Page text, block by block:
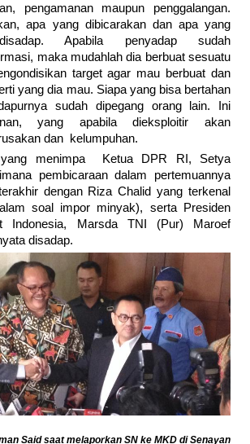
pengamanan maupun penggalangan.
apa yang dibicarakan dan apa yang
Apabila penyadap sudah
maka mudahlah dia berbuat sesuatu
target agar mau berbuat dan
yang dia mau. Siapa yang bisa bertahan
sudah dipegang orang lain. Ini
yang apabila dieksploitir akan
dan kelumpuhan.
menimpa Ketua DPR RI, Setya
pembicaraan dalam pertemuannya
dengan Riza Chalid yang terkenal
soal impor minyak), serta Presiden
Indonesia, Marsda TNI (Pur) Maroef
disadap.
Said saat melaporkan SN ke MKD di Senayan